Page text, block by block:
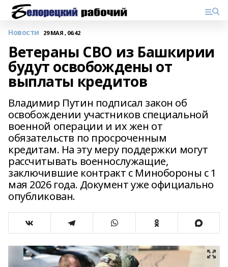
Новости 29 МАЯ , 06:42
Ветераны СВО из Башкирии
будут освобождены от
выплаты кредитов
Владимир Путин подписал закон об
освобождении участников специальной
военной операции и их жен от
обязательств по просроченным
кредитам. На эту меру поддержки могут
рассчитывать военнослужащие,
заключившие контракт с Минобороны с 1
мая 2026 года. Документ уже официально
опубликован.